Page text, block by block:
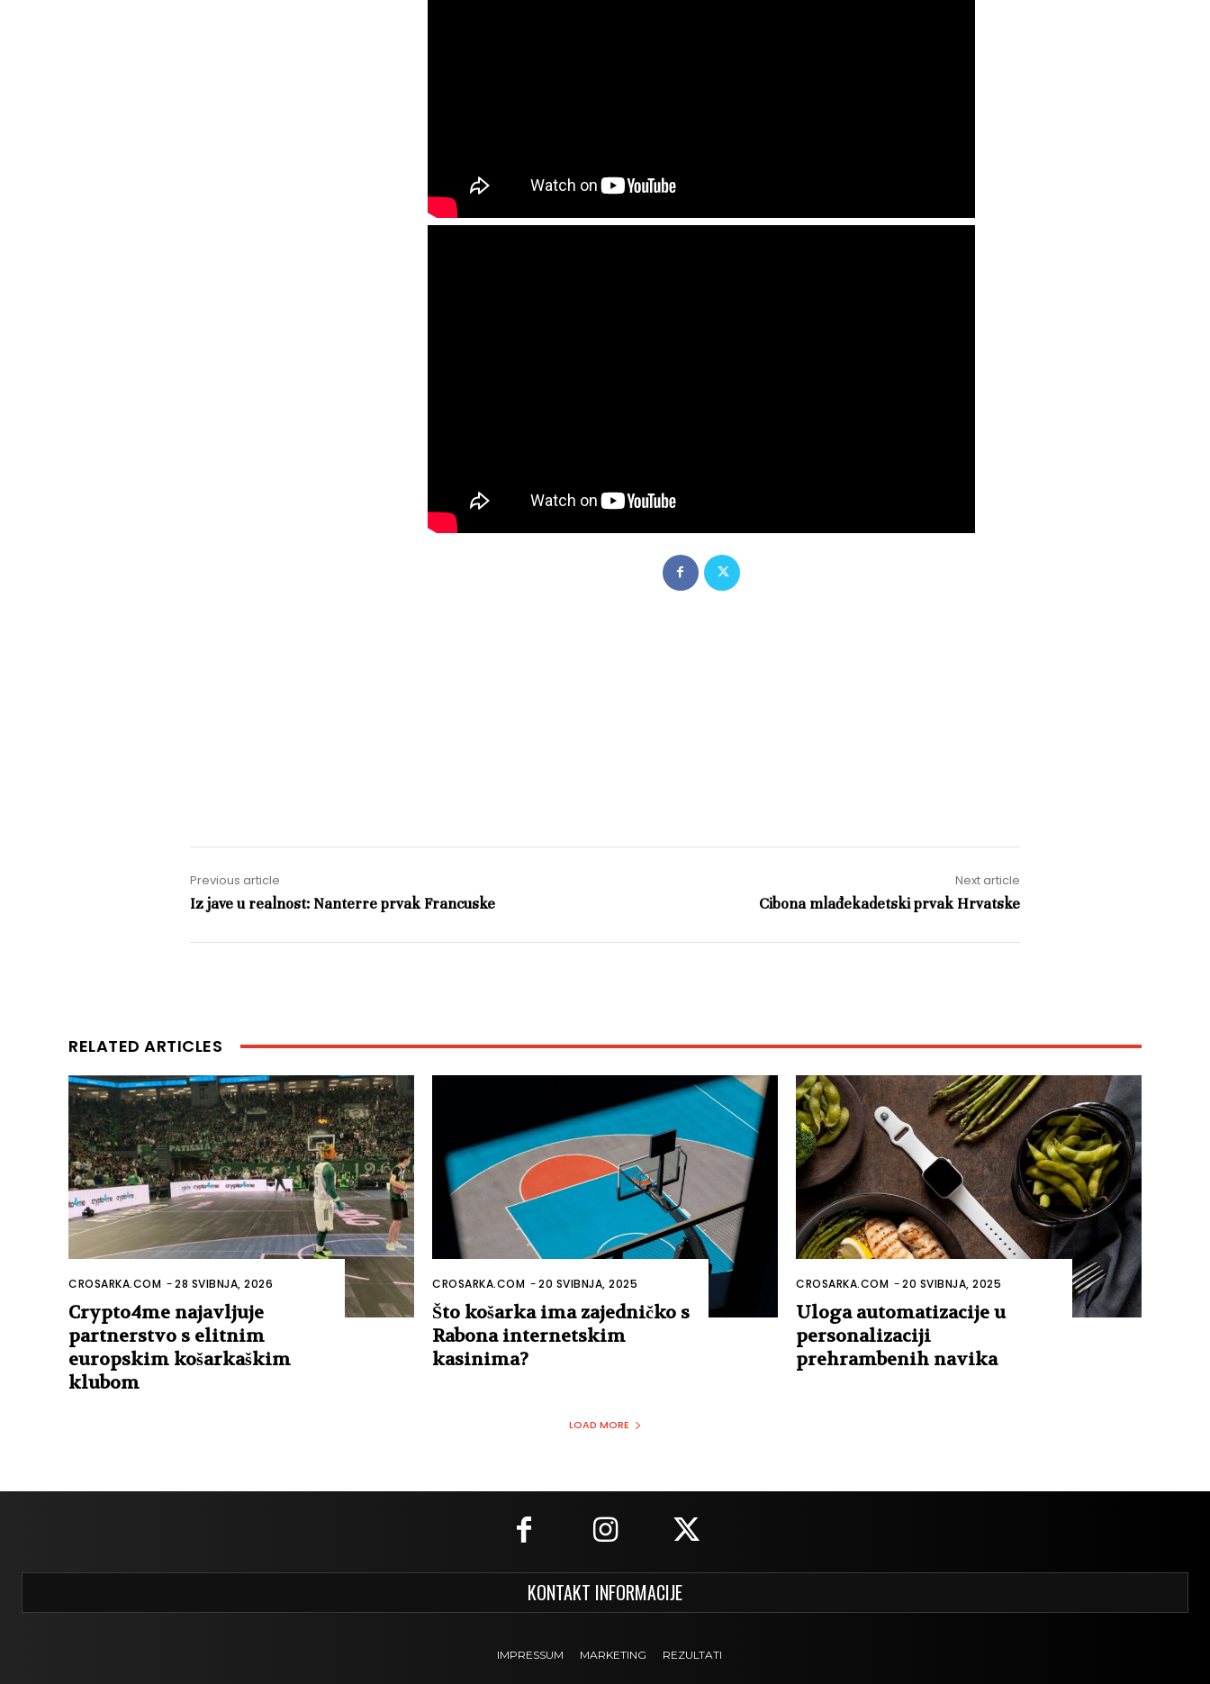
Previous article
Iz jave u realnost: Nanterre prvak Francuske
Next article
Cibona mlađekadetski prvak Hrvatske
RELATED ARTICLES
CROSARKA.COM -28 SVIBNJA, 2026
Crypto4me najavljuje
partnerstvo s elitnim
europskim košarkaškim
klubom
CROSARKA.COM -20 SVIBNJA, 2025
Što košarka ima zajedničko s
Rabona internetskim
kasinima?
CROSARKA.COM -20 SVIBNJA, 2025
Uloga automatizacije u
personalizaciji
prehrambenih navika
LOAD MORE
KONTAKT INFORMACIJE
IMPRESSUM MARKETING REZULTATI